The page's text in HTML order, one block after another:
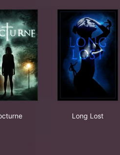
Long Lost